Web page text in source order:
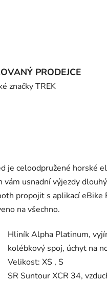
PRODEJCE
značky TREK
je celoodpružené horské
usnadní výjezdy
propojit s aplikací
na všechno.
Hliník Alpha Platinum,
kolébkový spoj, úchyt na
Velikost: XS , S
SR Suntour XCR 34,